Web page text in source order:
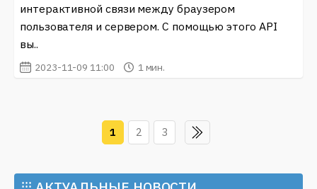
интерактивной связи между браузером
пользователя и сервером. С помощью этого API
вы..
2023-11-09 11:00 1 мин.
1 2 3